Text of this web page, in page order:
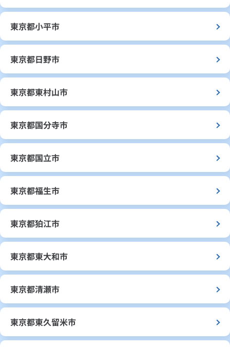
東京都小平市
東京都日野市
東京都東村山市
東京都国分寺市
東京都国立市
東京都福生市
東京都狛江市
東京都東大和市
東京都清瀬市
東京都東久留米市